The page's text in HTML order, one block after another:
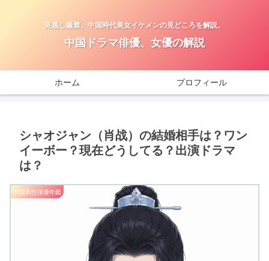
見逃し厳禁。中国時代美女イケメンの見どころを解説。
中国ドラマ俳優、女優の解説
ホーム プロフィール
シャオジャン（肖战）の結婚相手は？ワン
イーボー？現在どうしてる？出演ドラマ
は？
中国男性俳優年鑑